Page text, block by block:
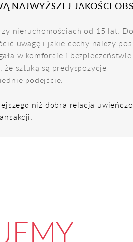
NAJWYŻSZEJ JAKOŚCI
nieruchomościach od 15 lat.
uwagę i jakie cechy należy
w komforcie i
że sztuką są predyspozycje
podejście.
niż dobra relacja